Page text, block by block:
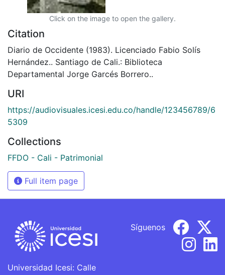
Click on the image to open the gallery.
Citation
Diario de Occidente (1983). Licenciado Fabio Solís
Hernández.. Santiago de Cali.: Biblioteca
Departamental Jorge Garcés Borrero..
URI
https://audiovisuales.icesi.edu.co/handle/123456789/6
5309
Collections
FFDO - Cali - Patrimonial
Full item page
Universidad Icesi: Calle
Síguenos